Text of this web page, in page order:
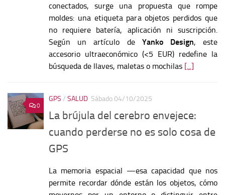
conectados, surge una propuesta que rompe
moldes: una etiqueta para objetos perdidos que
no requiere batería, aplicación ni suscripción.
Según un artículo de Yanko Design, este
accesorio ultraeconómico (<5 EUR) redefine la
búsqueda de llaves, maletas o mochilas [...]
0
GPS / SALUD Sábado 04/10/2025
La brújula del cerebro envejece:
cuando perderse no es solo cosa de
GPS
La memoria espacial —esa capacidad que nos
permite recordar dónde están los objetos, cómo